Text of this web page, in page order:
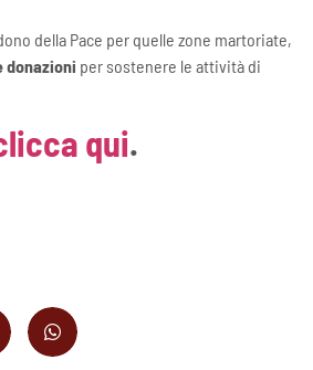
della Pace per quelle zone martoriate,
donazioni per sostenere le attività di
qui.